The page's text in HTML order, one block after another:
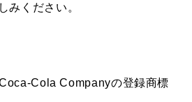
みください。
Cola Companyの登録商標